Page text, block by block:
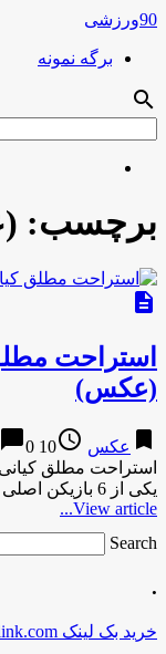
90ورزشی
برگه نمونه
search
برچسب:
description
استراحت
(عکس)
bookmark عکس access_time
10 years ago
chat_bubble0
استراحت مطلق
یکی از 6 بازیکن اصلی این تیم بود که در بازی برابر الهلال …
View article...
Search …
.
خرید بک لینک behtarinbacklink.com